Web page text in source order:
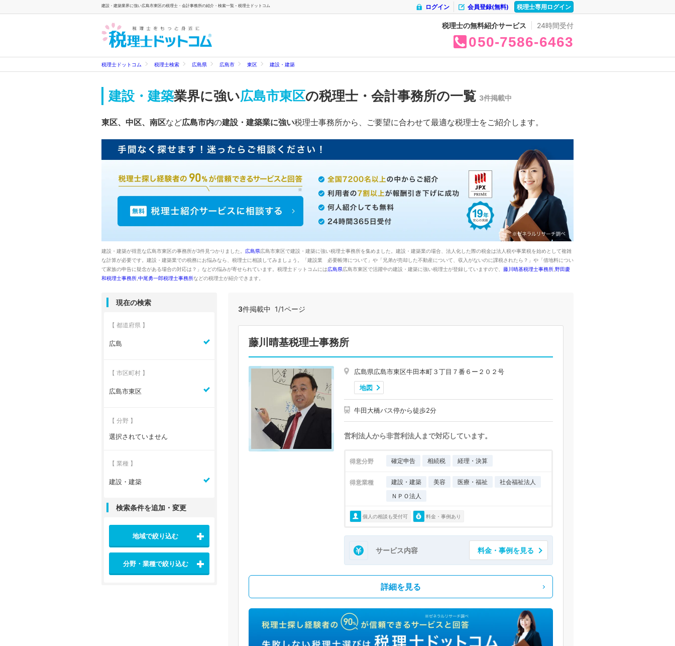
建設・建築業界に強い広島市東区の税理士・会計事務所の紹介・検索一覧 - 税理士ドットコム 税理士専用ログイン
会員登録(無料)
ログイン
税理士の無料紹介サービス 24時間受付
050 7586 6463
税理士ドットコム 税理士検索 広島県 広島市 東区 建設・建築
建設・建築業界に強い広島市東区の税理士・会計事務所の一覧 3件掲載中
東区、中区、南区など広島市内の建設・建築業に強い税理士事務所から、ご要望に合わせて最適な税理士をご紹介します。
建設・建築が得意な広島市東区の事務所が3件見つかりました。 広島県広島市東区で建設・建築に強い税理士事務所を集めました。建設・建築業の場合、法人化した際の税金は法人税や事業税を始めとして複雑
な計算が必要です。建設・建築業での税務にお悩みなら、税理士に相談してみましょう。「建設業 必要帳簿について」や「兄弟が売却した不動産について、収入がないのに課税されたら？」や「借地料につい
て家族の申告に疑念がある場合の対応は？」などの悩みが寄せられています。税理士ドットコムには広島県広島市東区で活躍中の建設・建築に強い税理士が登録していますので、 藤川晴基税理士事務所 野田慶
和税理士事務所 中尾勇一郎税理士事務所などの税理士が紹介できます。
3件掲載中 1/1ページ
藤川晴基税理士事務所
広島県広島市東区牛田本町３丁目７番６ー２０２号
地図
牛田大橋バス停から徒歩2分
営利法人から非営利法人まで対応しています。
得意分野 確定申告 相続税 経理・決算
得意業種 建設・建築 美容 医療・福祉
社会福祉法人
ＮＰＯ法人
個人の相談も受付可 料金・事例あり
サービス内容 料金・事例を見る
詳細を見る
現在の検索
【 都道府県 】
広島
【 市区町村 】
広島市東区
【 分野 】
選択されていません
【 業種 】
建設・建築
検索条件を追加・変更
地域で絞り込む
分野・業種で絞り込む